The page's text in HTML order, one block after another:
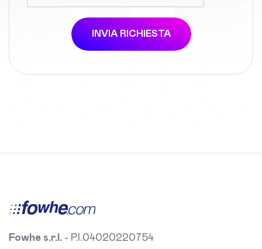
INVIA RICHIESTA
Fowhe s.r.l. - P.I.04020220754